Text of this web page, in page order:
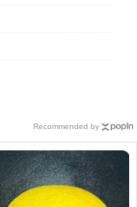
Recommended by